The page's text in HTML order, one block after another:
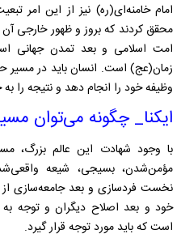
امام خامنه‌ای(ره) نیز از این امر
محقق کردند که بروز و ظهور خارجی
امت اسلامی و بعد تمدن جهانی
زمان(عج) است. انسان باید در مسیر
وظیفه خود را انجام دهد و نتیجه را به
ایکنا_ چگونه می‌توان
با وجود شهادت این عالم
مؤمن‌شدن، بسیجی، شیعه
نخست فردسازی و بعد جامعه‌سازی
خود و بعد اصلاح دیگران و توجه
است که باید مورد توجه قرار گیرد.